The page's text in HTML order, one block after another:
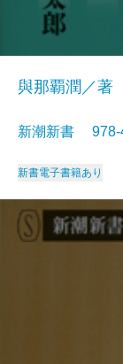
與那覇潤／著
新潮新書
新書電子書籍あり